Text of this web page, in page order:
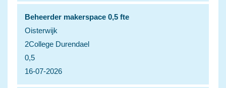
Beheerder makerspace 0,5 fte
Oisterwijk
2College Durendael
0,5
16-07-2026